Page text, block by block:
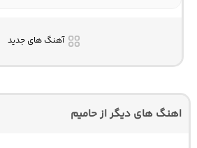
آهنگ های جدید
اهنگ های دیگر از حامیم